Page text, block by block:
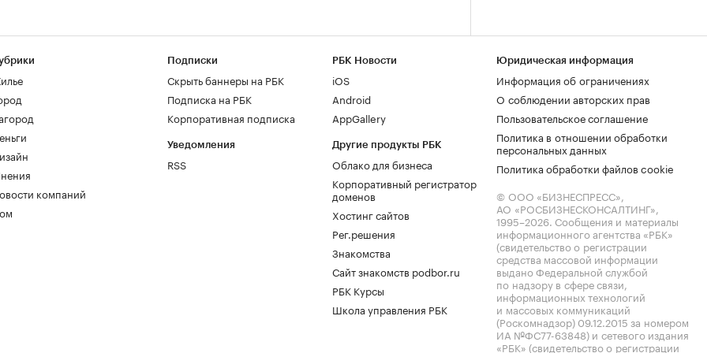
компаний
Подписки
Скрыть баннеры на РБК
Подписка на РБК
Корпоративная подписка
Уведомления
RSS
РБК Новости
iOS
Android
AppGallery
Другие продукты РБК
Облако для бизнеса
Корпоративный регистратор
доменов
Хостинг сайтов
Рег.решения
Знакомства
Сайт знакомств podbor.ru
РБК Курсы
Школа управления РБК
Юридическая информация
Информация об ограничениях
О соблюдении авторских прав
Пользовательское соглашение
Политика в отношении обработки
персональных данных
Политика обработки файлов cookie
© ООО «БИЗНЕСПРЕСС»,
АО «РОСБИЗНЕСКОНСАЛТИНГ»,
1995–2026. Сообщения и материалы
информационного агентства «РБК»
(свидетельство о регистрации
средства массовой информации
выдано Федеральной службой
по надзору в сфере связи,
информационных технологий
и массовых коммуникаций
(Роскомнадзор) 09.12.2015 за номером
ИА №ФС77-63848) и сетевого издания
«РБК» (свидетельство о регистрации